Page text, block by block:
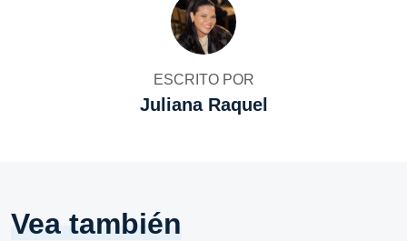
ESCRITO POR
Juliana Raquel
Vea también